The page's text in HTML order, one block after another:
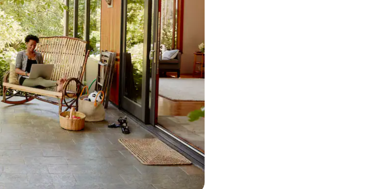
hacia arriba y hacia abajo o explora con el tacto o desliza el dedo.